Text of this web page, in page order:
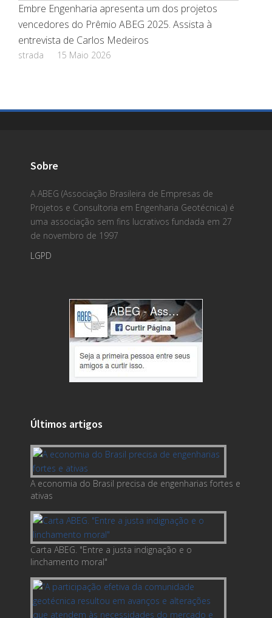
Embre Engenharia apresenta um dos projetos
vencedores do Prêmio ABEG 2025. Assista à
entrevista de Carlos Medeiros
strada 15 Maio 2026
Sobre
A ABEG (Associação Brasileira de Empresas de
Projetos e Consultoria em Engenharia Geotécnica) é
uma associação sem fins lucrativos fundada em 27
de novembro de 1997
LGPD
Últimos artigos
A economia do Brasil precisa de engenharias fortes e
ativas
Carta ABEG. "Entre a justa indignação e o
linchamento moral"